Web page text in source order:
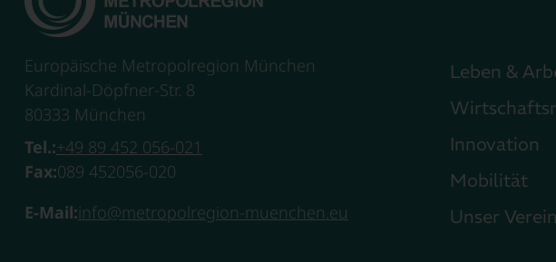
Europäische Metropolregion München
Kardinal-Döpfner-Str. 8
80333 München
Tel.:+49 89 452 056-021
Fax:089 452056-020
E-Mail:info@metropolregion-muenchen.eu
Leben &
Innovation
Mobilität
Unser Verein